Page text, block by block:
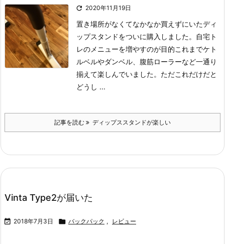
 2020年11月19日
置き場所がなくてなかなか買えずにいたディ
ップスタンドをついに購入しました。
自宅ト
レのメニューを増やすのが目的これまでケト
ルベルやダンベル、腹筋ローラーなど一通り
揃えて楽しんでいました。 ただこれだけだと
どうし ...
記事を読む ディップススタンドが楽しい
Vinta Type2が届いた
 2018年7月3日  バックパック , レビュー